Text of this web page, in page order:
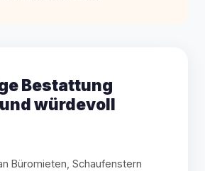
Bestattung
würdevoll
Büromieten, Schaufenstern